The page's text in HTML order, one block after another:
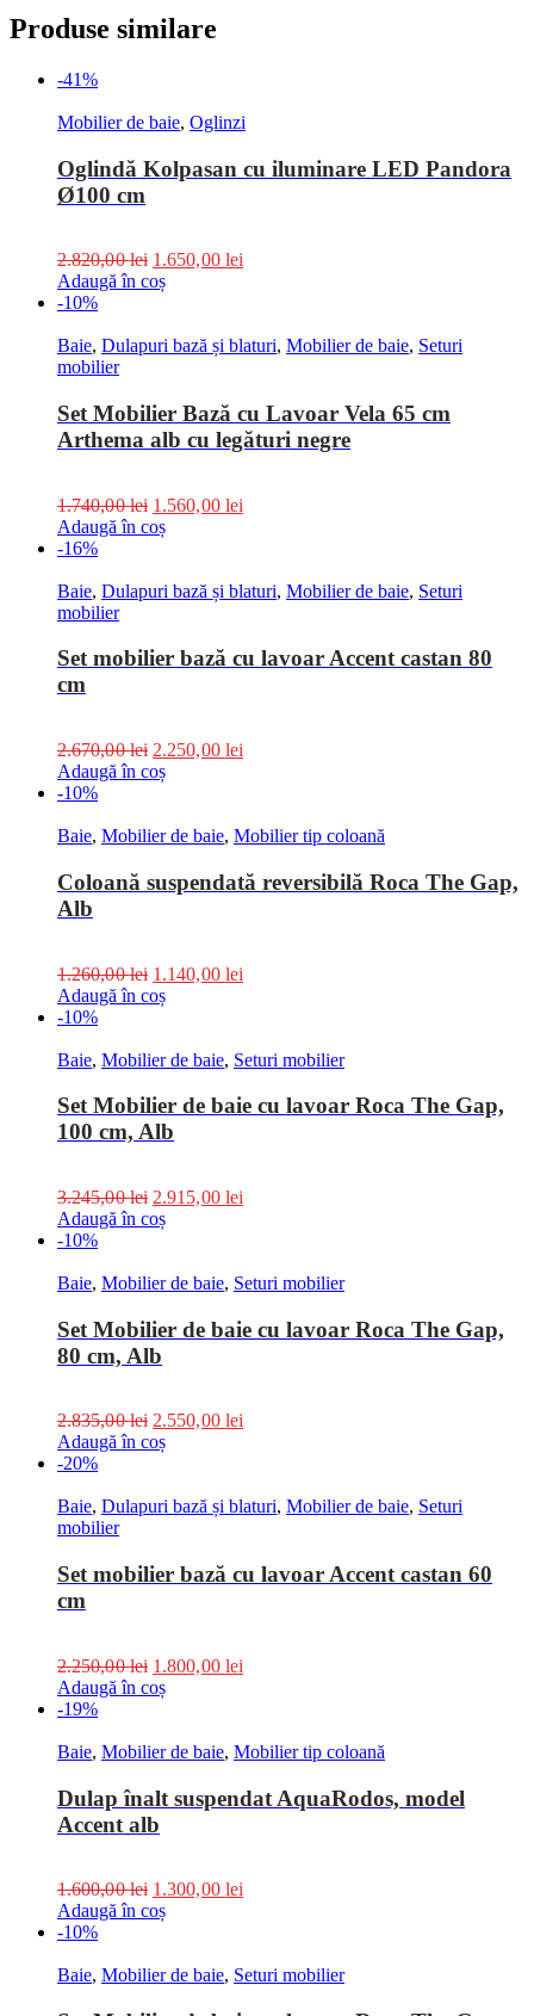
Produse similare
-41%
Mobilier de baie, Oglinzi
Oglindă Kolpasan cu iluminare LED Pandora
Ø100 cm
2.820,00lei 1.650,00 lei
Adaugă în coș
-10%
Baie, Dulapuri bază și blaturi, Mobilier de baie, Seturi
mobilier
Set Mobilier Bază cu Lavoar Vela 65 cm
Arthema alb cu legături negre
1.740,00lei 1.560,00 lei
Adaugă în coș
-16%
Baie, Dulapuri bază și blaturi, Mobilier de baie, Seturi
mobilier
Set mobilier bază cu lavoar Accent castan 80
cm
2.670,00lei 2.250,00 lei
Adaugă în coș
-10%
Baie, Mobilier de baie, Mobilier tip coloană
Coloană suspendată reversibilă Roca The Gap,
Alb
1.260,00lei 1.140,00 lei
Adaugă în coș
-10%
Baie, Mobilier de baie, Seturi mobilier
Set Mobilier de baie cu lavoar Roca The Gap,
100 cm, Alb
3.245,00lei 2.915,00 lei
Adaugă în coș
-10%
Baie, Mobilier de baie, Seturi mobilier
Set Mobilier de baie cu lavoar Roca The Gap,
80 cm, Alb
2.835,00lei 2.550,00 lei
Adaugă în coș
-20%
Baie, Dulapuri bază și blaturi, Mobilier de baie, Seturi
mobilier
Set mobilier bază cu lavoar Accent castan 60
cm
2.250,00lei 1.800,00 lei
Adaugă în coș
-19%
Baie, Mobilier de baie, Mobilier tip coloană
Dulap înalt suspendat AquaRodos, model
Accent alb
1.600,00lei 1.300,00 lei
Adaugă în coș
-10%
Baie, Mobilier de baie, Seturi mobilier